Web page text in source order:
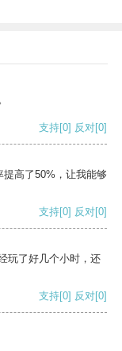
支持[0] 反对[0]
高了50%，让我能够
支持[0] 反对[0]
玩了好几个小时，还
支持[0] 反对[0]